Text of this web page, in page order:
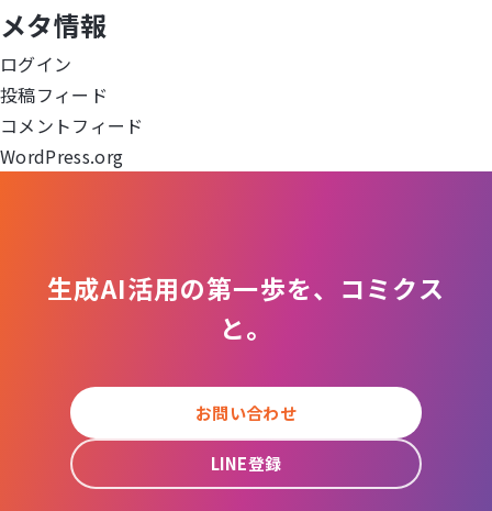
ー
シ
ョ
ン
メタ情報
ログイン
投稿フィード
コメントフィード
WordPress.org
生成AI活用の第一歩を、コミクス
と。
お問い合わせ
LINE登録